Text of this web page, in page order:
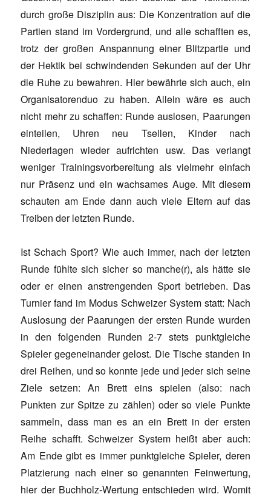
durch große Disziplin aus: Die Konzentration auf die
Partien stand im Vordergrund, und alle schafften es,
trotz der großen Anspannung einer Blitzpartie und
der Hektik bei schwindenden Sekunden auf der Uhr
die Ruhe zu bewahren. Hier bewährte sich auch, ein
Organisatorenduo zu haben. Allein wäre es auch
nicht mehr zu schaffen: Runde auslosen, Paarungen
einteilen, Uhren neu Tsellen, Kinder nach
Niederlagen wieder aufrichten usw. Das verlangt
weniger Trainingsvorbereitung als vielmehr einfach
nur Präsenz und ein wachsames Auge. Mit diesem
schauten am Ende dann auch viele Eltern auf das
Treiben der letzten Runde.
Ist Schach Sport? Wie auch immer, nach der letzten
Runde fühlte sich sicher so manche(r), als hätte sie
oder er einen anstrengenden Sport betrieben. Das
Turnier fand im Modus Schweizer System statt: Nach
Auslosung der Paarungen der ersten Runde wurden
in den folgenden Runden 2-7 stets punktgleiche
Spieler gegeneinander gelost. Die Tische standen in
drei Reihen, und so konnte jede und jeder sich seine
Ziele setzen: An Brett eins spielen (also: nach
Punkten zur Spitze zu zählen) oder so viele Punkte
sammeln, dass man es an ein Brett in der ersten
Reihe schafft. Schweizer System heißt aber auch:
Am Ende gibt es immer punktgleiche Spieler, deren
Platzierung nach einer so genannten Feinwertung,
hier der Buchholz-Wertung entschieden wird. Womit